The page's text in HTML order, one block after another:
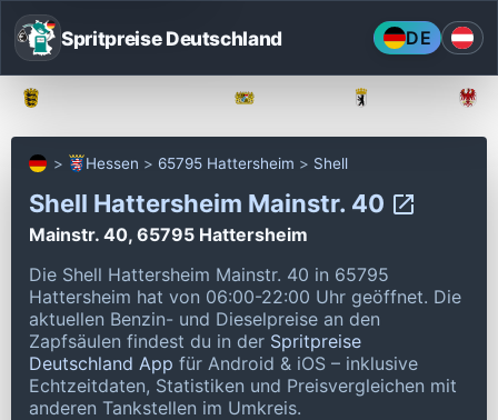
Spritpreise Deutschland DE
Hessen 65795 Hattersheim Shell
Shell Hattersheim Mainstr. 40
Mainstr. 40, 65795 Hattersheim
Die Shell Hattersheim Mainstr. 40 in 65795
Hattersheim hat von 06:00-22:00 Uhr geöffnet. Die
aktuellen Benzin- und Dieselpreise an den
Zapfsäulen findest du in der Spritpreise
Deutschland App für Android & iOS – inklusive
Echtzeitdaten, Statistiken und Preisvergleichen mit
anderen Tankstellen im Umkreis.